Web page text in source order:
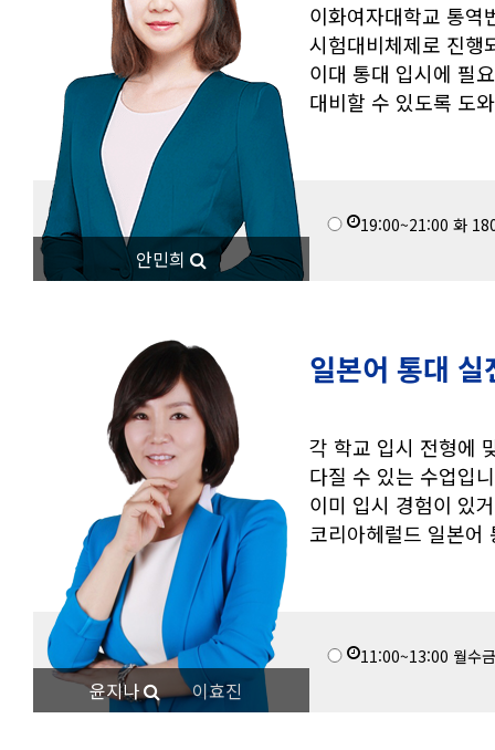
이화여자대학교 통역
시험대비체제로 진행
이대 통대 입시에 필
대비할 수 있도록 도
19:00~21:00 화
안민희
일본어 통대
각 학교 입시 전형에
다질 수 있는 수업입
이미 입시 경험이 있
코리아헤럴드 일본어
11:00~13:00 월수금
윤지나 이효진